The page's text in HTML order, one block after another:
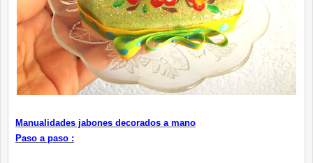
Manualidades jabones decorados a mano
Paso a paso :